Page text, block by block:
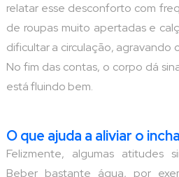
relatar esse desconforto com
de roupas muito apertadas e
dificultar a circulação, agravando
No fim das contas, o corpo dá
está fluindo bem.
O que ajuda a aliviar o
Felizmente, algumas atitudes
Beber bastante água, por